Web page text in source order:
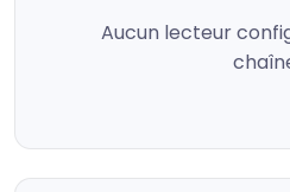
Aucun lecteur